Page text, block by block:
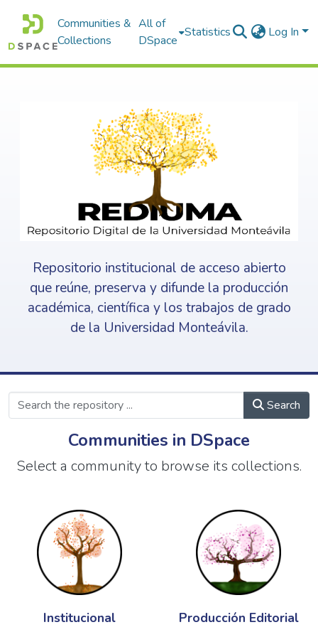
Communities &
Collections
All of
DSpace
Statistics Log In
Repositorio institucional de acceso abierto
que reúne, preserva y difunde la producción
académica, científica y los trabajos de grado
de la Universidad Monteávila.
Search
Communities in DSpace
Select a community to browse its collections.
Institucional Producción Editorial